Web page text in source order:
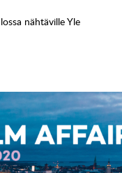
nähtäville Yle